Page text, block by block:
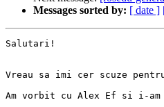
Messages sorted by: [ date ]
Salutari!
Vreau sa imi cer scuze
Am vorbit cu Alex Ef si i-